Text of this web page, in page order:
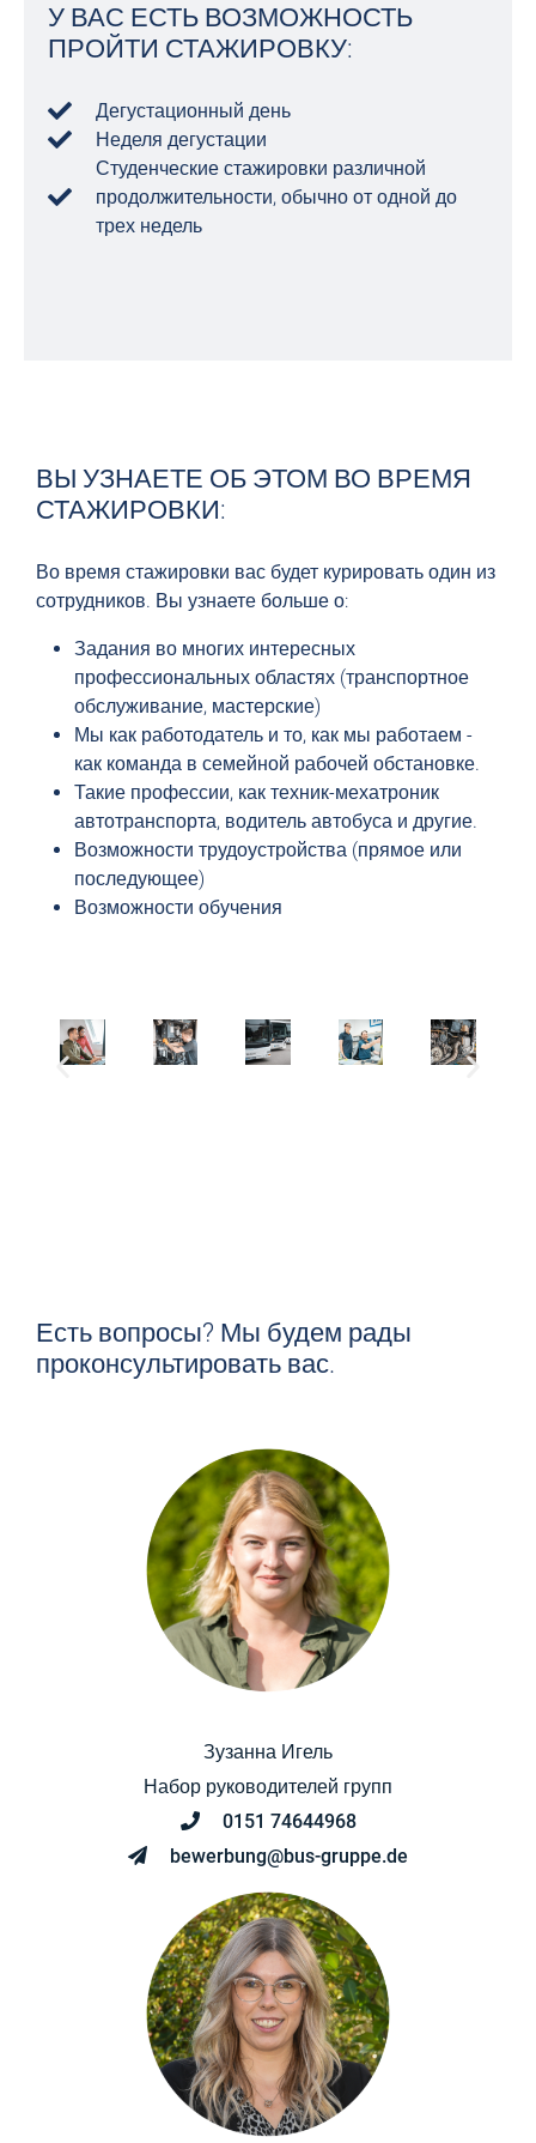
У ВАС ЕСТЬ ВОЗМОЖНОСТЬ
ПРОЙТИ СТАЖИРОВКУ:
Дегустационный день
Неделя дегустации
Студенческие стажировки различной
продолжительности, обычно от одной до
трех недель
ВЫ УЗНАЕТЕ ОБ ЭТОМ ВО ВРЕМЯ
СТАЖИРОВКИ:
Во время стажировки вас будет курировать один из
сотрудников. Вы узнаете больше о:
Задания во многих интересных
профессиональных областях (транспортное
обслуживание, мастерские)
Мы как работодатель и то, как мы работаем -
как команда в семейной рабочей обстановке.
Такие профессии, как техник-мехатроник
автотранспорта, водитель автобуса и другие.
Возможности трудоустройства (прямое или
последующее)
Возможности обучения
Есть вопросы? Мы будем рады
проконсультировать вас.
Зузанна Игель
Набор руководителей групп
0151 74644968
bewerbung@bus-gruppe.de